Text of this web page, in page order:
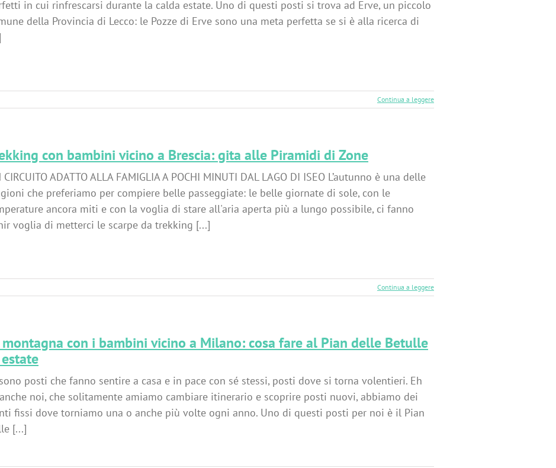
in cui rinfrescarsi durante la calda estate. Uno di questi posti si trova ad Erve, un piccolo
della Provincia di Lecco: le Pozze di Erve sono una meta perfetta se si è alla ricerca di
Continua a leggere
con bambini vicino a Brescia: gita alle Piramidi di Zone
CIRCUITO ADATTO ALLA FAMIGLIA A POCHI MINUTI DAL LAGO DI ISEO L’autunno è una delle
che preferiamo per compiere belle passeggiate: le belle giornate di sole, con le
ancora miti e con la voglia di stare all'aria aperta più a lungo possibile, ci fanno
voglia di metterci le scarpe da trekking [...]
Continua a leggere
con i bambini vicino a Milano: cosa fare al Pian delle Betulle
posti che fanno sentire a casa e in pace con sé stessi, posti dove si torna volentieri. Eh
noi, che solitamente amiamo cambiare itinerario e scoprire posti nuovi, abbiamo dei
fissi dove torniamo una o anche più volte ogni anno. Uno di questi posti per noi è il Pian
[...]